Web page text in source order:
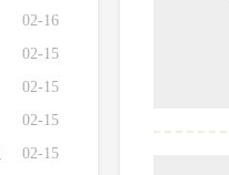
02-16
02-15
02-15
02-15
02-15